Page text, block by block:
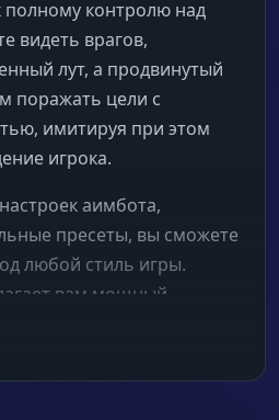
полному контролю над
видеть врагов,
лут, а продвинутый
поражать цели с
имитируя при этом
игрока.
аимбота,
пресеты, вы сможете
любой стиль игры.
вам мощный
который
функционал и